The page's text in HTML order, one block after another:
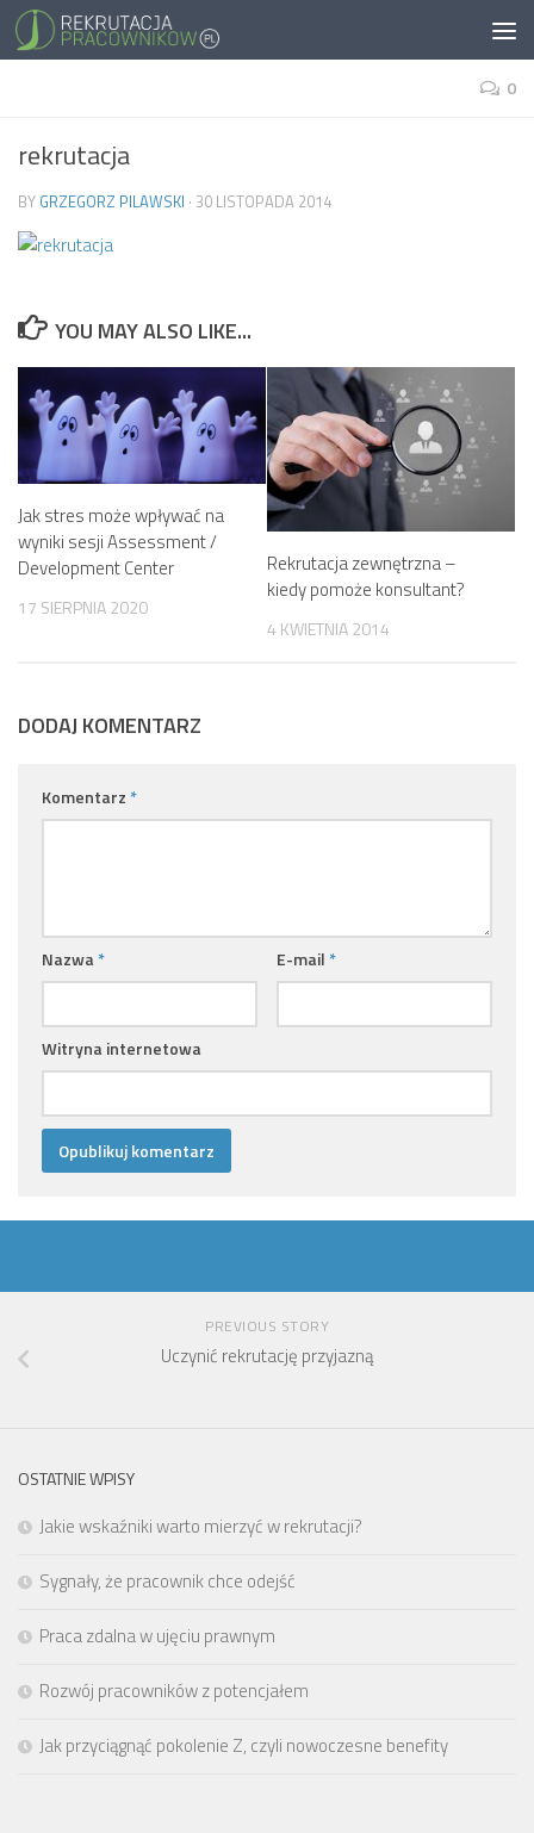
0
rekrutacja
BY GRZEGORZ PILAWSKI · 30 LISTOPADA 2014
YOU MAY ALSO LIKE...
Jak stres może wpływać na
wyniki sesji Assessment /
Development Center
17 SIERPNIA 2020
Rekrutacja zewnętrzna –
kiedy pomoże konsultant?
4 KWIETNIA 2014
DODAJ KOMENTARZ
Komentarz *
Nazwa * E-mail *
Witryna internetowa
PREVIOUS STORY
Uczynić rekrutację przyjazną
OSTATNIE WPISY
Jakie wskaźniki warto mierzyć w rekrutacji?
Sygnały, że pracownik chce odejść
Praca zdalna w ujęciu prawnym
Rozwój pracowników z potencjałem
Jak przyciągnąć pokolenie Z, czyli nowoczesne benefity